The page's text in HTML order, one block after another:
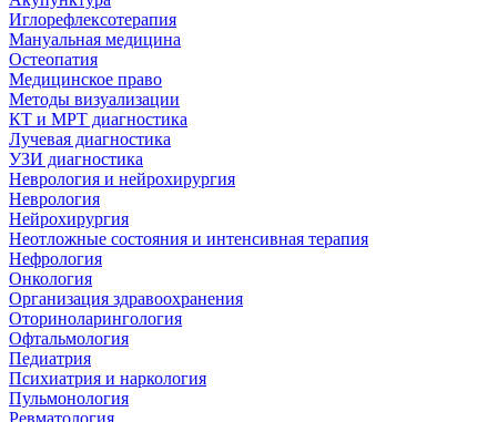
Иглорефлексотерапия
Мануальная медицина
Остеопатия
Медицинское право
Методы визуализации
КТ и МРТ диагностика
Лучевая диагностика
УЗИ диагностика
Неврология и нейрохирургия
Неврология
Нейрохирургия
Неотложные состояния и интенсивная терапия
Нефрология
Онкология
Организация здравоохранения
Оториноларингология
Офтальмология
Педиатрия
Психиатрия и наркология
Пульмонология
Ревматология